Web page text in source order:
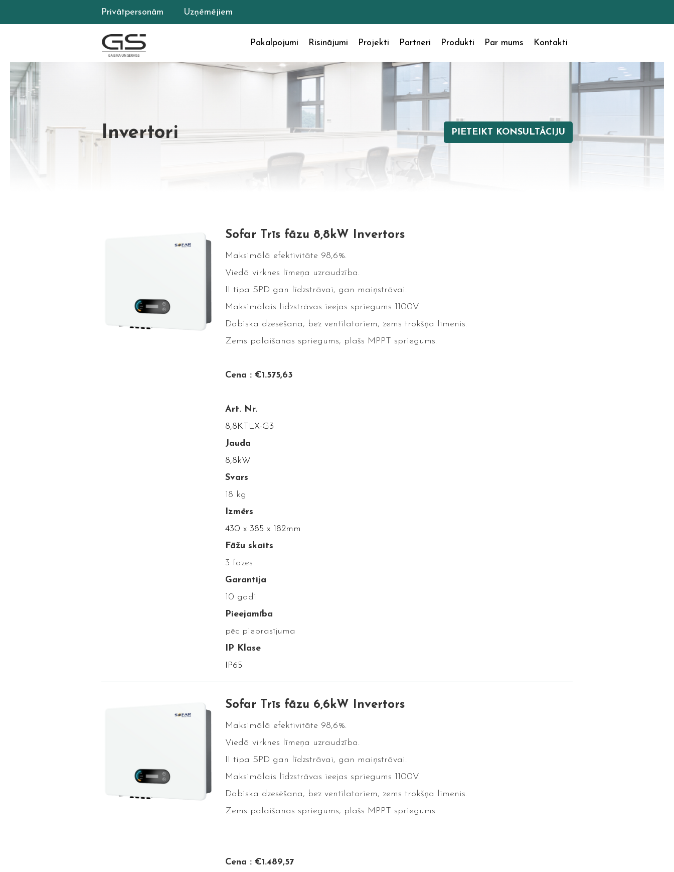
Privātpersonām Uzņēmējiem
Pakalpojumi Risinājumi Projekti Partneri Produkti Par mums Kontakti
Invertori PIETEIKT KONSULTĀCIJU
Sofar Trīs fāzu 8,8kW Invertors
Maksimālā efektivitāte 98,6%.
Viedā virknes līmeņa uzraudzība.
II tipa SPD gan līdzstrāvai, gan maiņstrāvai.
Maksimālais līdzstrāvas ieejas spriegums 1100V.
Dabiska dzesēšana, bez ventilatoriem, zems trokšņa līmenis.
Zems palaišanas spriegums, plašs MPPT spriegums.
Cena : €1.575,63
Art. Nr.
8,8KTLX-G3
Jauda
8,8kW
Svars
18 kg
Izmērs
430 x 385 x 182mm
Fāžu skaits
3 fāzes
Garantija
10 gadi
Pieejamība
pēc pieprasījuma
IP Klase
IP65
Sofar Trīs fāzu 6,6kW Invertors
Maksimālā efektivitāte 98,6%.
Viedā virknes līmeņa uzraudzība.
II tipa SPD gan līdzstrāvai, gan maiņstrāvai.
Maksimālais līdzstrāvas ieejas spriegums 1100V.
Dabiska dzesēšana, bez ventilatoriem, zems trokšņa līmenis.
Zems palaišanas spriegums, plašs MPPT spriegums.
Cena : €1.489,57